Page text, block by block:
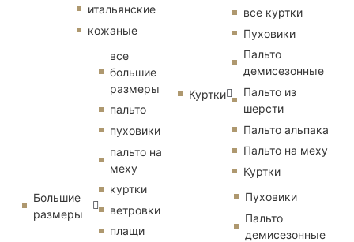
итальянские
кожаные
Большие
размеры
все
большие
размеры
пальто
пуховики
пальто на
меху
куртки
ветровки
плащи
Куртки
все куртки
Пуховики
Пальто
демисезонные
Пальто из
шерсти
Пальто альпака
Пальто на меху
Куртки
Пуховики
Пальто
демисезонные